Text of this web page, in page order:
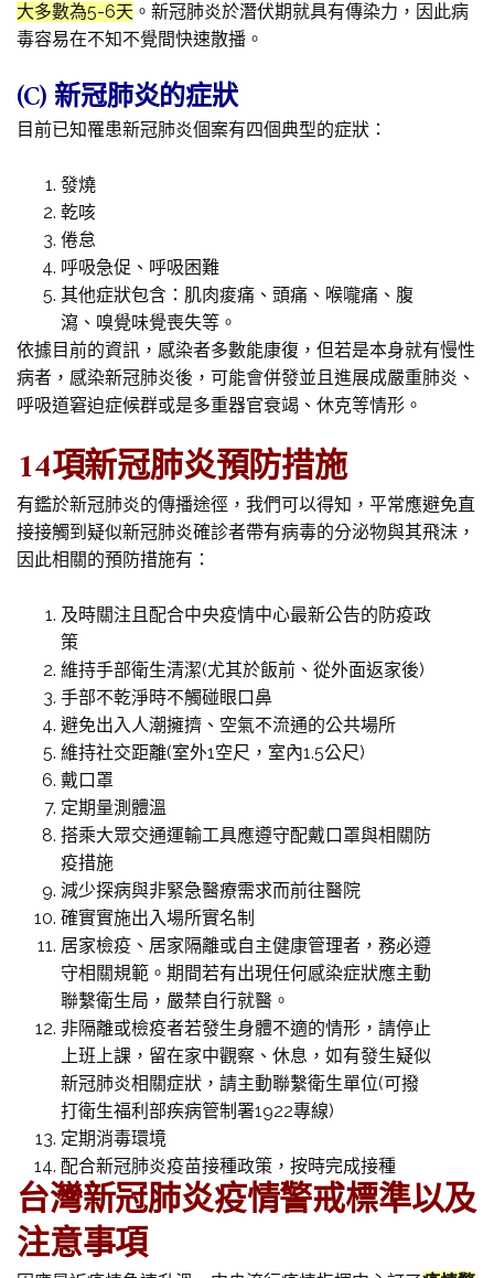
大多數為5-6天 。新冠肺炎於潛伏期就具有傳染力，因此病
毒容易在不知不覺間快速散播。
(C) 新冠肺炎的症狀
目前已知罹患新冠肺炎個案有四個典型的症狀：
發燒
乾咳
倦怠
呼吸急促、呼吸困難
其他症狀包含：肌肉痠痛、頭痛、喉嚨痛、腹
瀉、嗅覺味覺喪失等。
依據目前的資訊，感染者多數能康復，但若是本身就有慢性
病者，感染新冠肺炎後，可能會併發並且進展成嚴重肺炎、
呼吸道窘迫症候群或是多重器官衰竭、休克等情形。
14項新冠肺炎預防措施
有鑑於新冠肺炎的傳播途徑，我們可以得知，平常應避免直
接接觸到疑似新冠肺炎確診者帶有病毒的分泌物與其飛沫，
因此相關的預防措施有：
及時關注且配合中央疫情中心最新公告的防疫政
策
維持手部衛生清潔(尤其於飯前、從外面返家後)
手部不乾淨時不觸碰眼口鼻
避免出入人潮擁擠、空氣不流通的公共場所
維持社交距離(室外1空尺，室內1.5公尺)
戴口罩
定期量測體溫
搭乘大眾交通運輸工具應遵守配戴口罩與相關防
疫措施
減少探病與非緊急醫療需求而前往醫院
確實實施出入場所實名制
居家檢疫、居家隔離或自主健康管理者，務必遵
守相關規範。期間若有出現任何感染症狀應主動
聯繫衛生局，嚴禁自行就醫。
非隔離或檢疫者若發生身體不適的情形，請停止
上班上課，留在家中觀察、休息，如有發生疑似
新冠肺炎相關症狀，請主動聯繫衛生單位(可撥
打衛生福利部疾病管制署1922專線)
定期消毒環境
配合新冠肺炎疫苗接種政策，按時完成接種
台灣新冠肺炎疫情警戒標準以及
注意事項